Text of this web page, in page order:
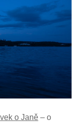
(BTS)
o Janě – o